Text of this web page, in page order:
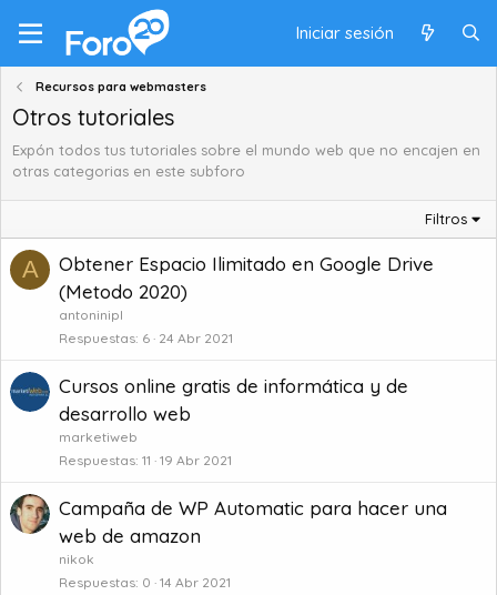
Iniciar sesión
Recursos para webmasters
Otros tutoriales
Expón todos tus tutoriales sobre el mundo web que no encajen en
otras categorias en este subforo
Filtros
A
Obtener Espacio Ilimitado en Google Drive
(Metodo 2020)
antoninipl
Respuestas 6 24 Abr 2021
Cursos online gratis de informática y de
desarrollo web
marketiweb
Respuestas 11 19 Abr 2021
Campaña de WP Automatic para hacer una
web de amazon
nikok
Respuestas 0 14 Abr 2021